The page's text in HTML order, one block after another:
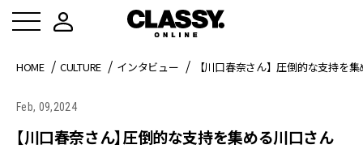
HOME CULTURE インタビュー 【川口春奈さん】圧倒的な支持を
Feb, 09,2024
【川口春奈さん】圧倒的な支持を集める川口さん